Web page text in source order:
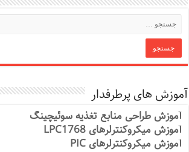
آموزش های پرطرفدار
آموزش طراحی منابع تغذیه سوئیچینگ
آموزش میکروکنترلرهای LPC1768
آموزش میکروکنترلرهای PIC